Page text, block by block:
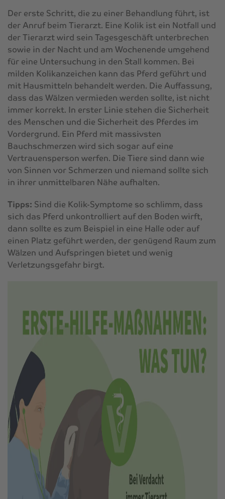
Der erste Schritt, die zu einer Behandlung führt, ist
der Anruf beim Tierarzt. Eine Kolik ist ein Notfall und
der Tierarzt wird sein Tagesgeschäft unterbrechen
sowie in der Nacht und am Wochenende umgehend
für eine Untersuchung in den Stall kommen. Bei
milden Kolikanzeichen kann das Pferd geführt und
mit Hausmitteln behandelt werden. Die Auffassung,
dass das Wälzen vermieden werden sollte, ist nicht
immer korrekt. In erster Linie stehen die Sicherheit
des Menschen und die Sicherheit des Pferdes im
Vordergrund. Ein Pferd mit massivsten
Bauchschmerzen wird sich sogar auf eine
Vertrauensperson werfen. Die Tiere sind dann wie
von Sinnen vor Schmerzen und niemand sollte sich
in ihrer unmittelbaren Nähe aufhalten.
Tipps: Sind die Kolik-Symptome so schlimm, dass
sich das Pferd unkontrolliert auf den Boden wirft,
dann sollte es zum Beispiel in eine Halle oder auf
einen Platz geführt werden, der genügend Raum zum
Wälzen und Aufspringen bietet und wenig
Verletzungsgefahr birgt.